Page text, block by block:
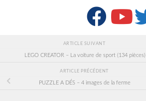
ARTICLE SUIVANT
LEGO CREATOR – La voiture de sport (134 pièces)
ARTICLE PRÉCÉDENT
PUZZLE A DÉS – 4 images de la ferme